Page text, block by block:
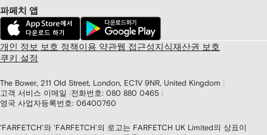
파페치 앱
개인 정보 보호 정책 이용 약관웹 접근성 지식재산권 보호
쿠키 설정
The Bower, 211 Old Street, London, EC1V 9NR, United Kingdom
고객 서비스 이메일
전화번호: 080 880 0465
영국 사업자등록번호: 06400760
'FARFETCH'와 'FARFETCH'의 로고는 FARFETCH UK Limited의 상표이